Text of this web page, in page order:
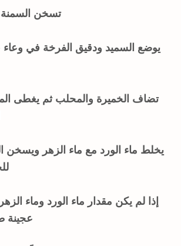
تسخن السمنة
يوضع السميد ودقيق الفرخة في
تضاف الخميرة والمحلب ثم يغطى
يخلط ماء الورد مع ماء الزهر ويسخن
إذا لم يكن مقدار ماء الورد وماء
عجينة